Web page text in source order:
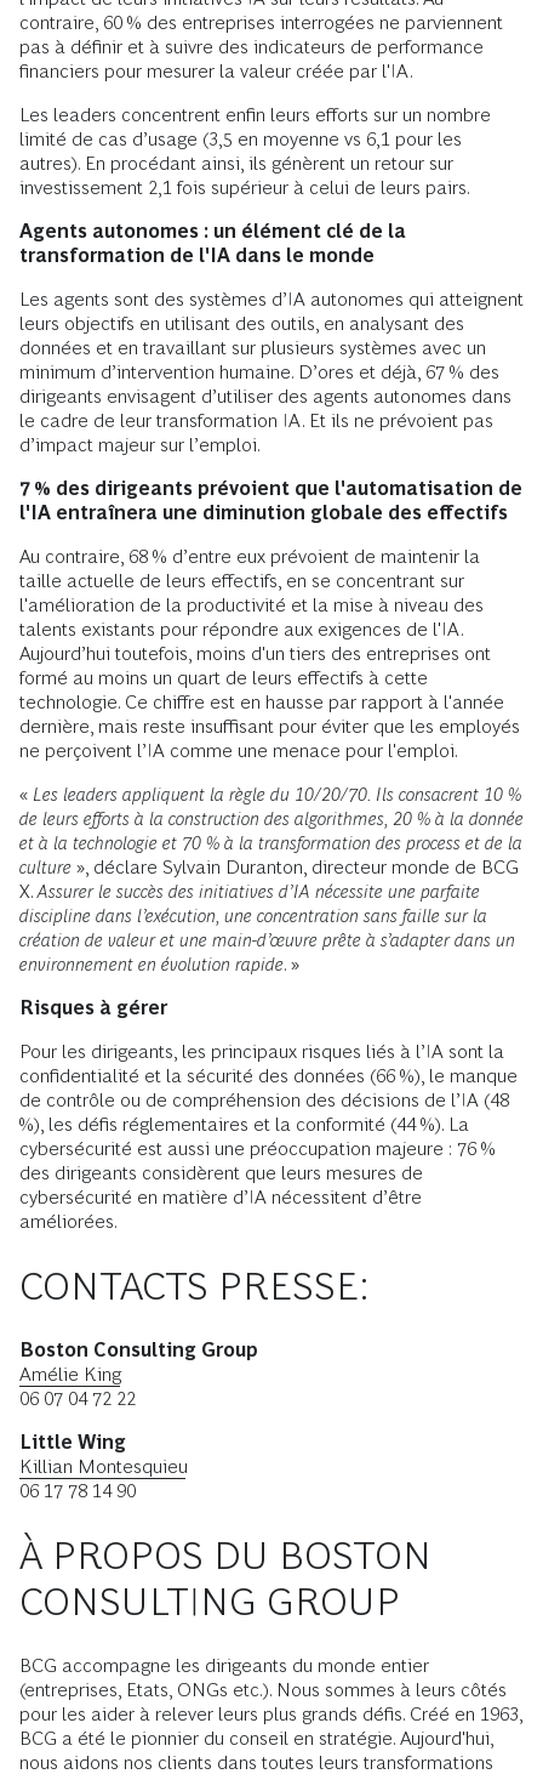
contraire, 60 % des entreprises interrogées ne parviennent
pas à définir et à suivre des indicateurs de performance
financiers pour mesurer la valeur créée par l'IA.
Les leaders concentrent enfin leurs efforts sur un nombre
limité de cas d’usage (3,5 en moyenne vs 6,1 pour les
autres). En procédant ainsi, ils génèrent un retour sur
investissement 2,1 fois supérieur à celui de leurs pairs.
Agents autonomes : un élément clé de la
transformation de l'IA dans le monde
Les agents sont des systèmes d’IA autonomes qui atteignent
leurs objectifs en utilisant des outils, en analysant des
données et en travaillant sur plusieurs systèmes avec un
minimum d’intervention humaine. D’ores et déjà, 67 % des
dirigeants envisagent d’utiliser des agents autonomes dans
le cadre de leur transformation IA. Et ils ne prévoient pas
d’impact majeur sur l’emploi.
7 % des dirigeants prévoient que l'automatisation de
l'IA entraînera une diminution globale des effectifs
Au contraire, 68 % d’entre eux prévoient de maintenir la
taille actuelle de leurs effectifs, en se concentrant sur
l'amélioration de la productivité et la mise à niveau des
talents existants pour répondre aux exigences de l'IA.
Aujourd’hui toutefois, moins d'un tiers des entreprises ont
formé au moins un quart de leurs effectifs à cette
technologie. Ce chiffre est en hausse par rapport à l'année
dernière, mais reste insuffisant pour éviter que les employés
ne perçoivent l’IA comme une menace pour l'emploi.
« Les leaders appliquent la règle du 10/20/70. Ils consacrent 10 %
de leurs efforts à la construction des algorithmes, 20 % à la donnée
et à la technologie et 70 % à la transformation des process et de la
culture », déclare Sylvain Duranton, directeur monde de BCG
X.Assurer le succès des initiatives d’IA nécessite une parfaite
discipline dans l’exécution, une concentration sans faille sur la
création de valeur et une main-d’œuvre prête à s’adapter dans un
environnement en évolution rapide. »
Risques à gérer
Pour les dirigeants, les principaux risques liés à l’IA sont la
confidentialité et la sécurité des données (66 %), le manque
de contrôle ou de compréhension des décisions de l’IA (48
%), les défis réglementaires et la conformité (44 %). La
cybersécurité est aussi une préoccupation majeure : 76 %
des dirigeants considèrent que leurs mesures de
cybersécurité en matière d’IA nécessitent d’être
améliorées.
CONTACTS PRESSE:
Boston Consulting Group
Amélie King
06 07 04 72 22
Little Wing
Killian Montesquieu
06 17 78 14 90
À PROPOS DU BOSTON
CONSULTING GROUP
BCG accompagne les dirigeants du monde entier
(entreprises, Etats, ONGs etc.). Nous sommes à leurs côtés
pour les aider à relever leurs plus grands défis. Créé en 1963,
BCG a été le pionnier du conseil en stratégie. Aujourd'hui,
nous aidons nos clients dans toutes leurs transformations